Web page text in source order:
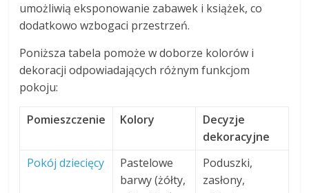
umożliwią eksponowanie zabawek i książek, co
dodatkowo wzbogaci przestrzeń.
Poniższa tabela pomoże w doborze kolorów i
dekoracji odpowiadających różnym funkcjom
pokoju:
Pomieszczenie Kolory
Decyzje
dekoracyjne
Pokój dziecięcy
Pastelowe
barwy (żółty,
Poduszki,
zasłony,